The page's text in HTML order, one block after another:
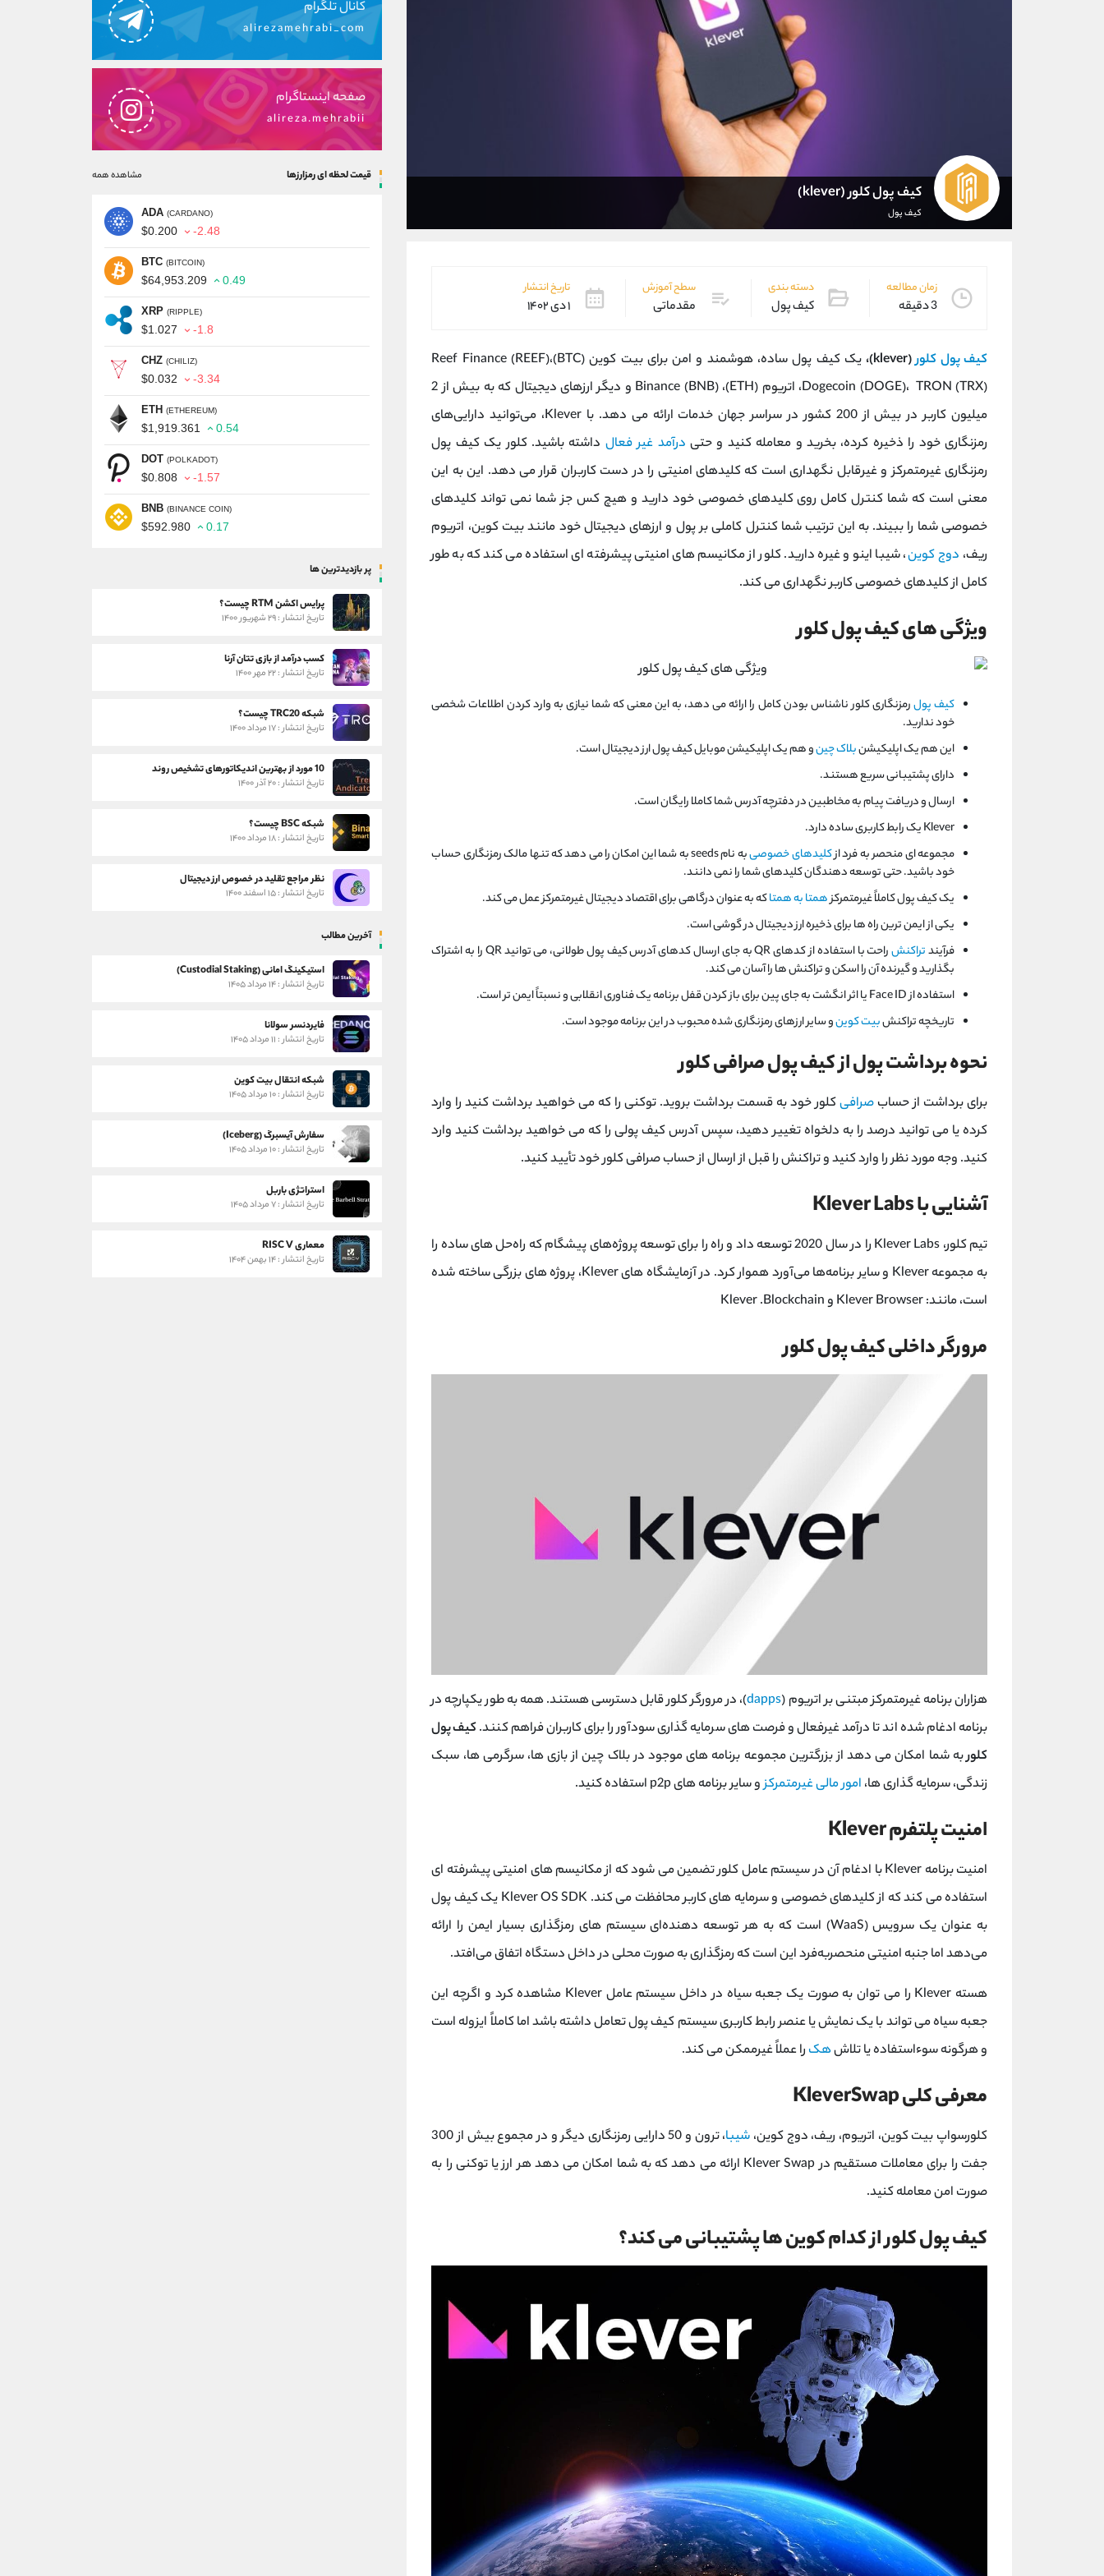
کیف پول کلور (klever)
کیف پول
زمان مطالعه
3 دقیقه
دسته بندی
کیف پول
سطح آموزش
مقدماتی
تاریخ انتشار
۱ دی ۱۴۰۲
کیف پول کلور(klever)،
یک کیف پول ساده، هوشمند و امن برای بیت کوین (BTC)Reef Finance (REEF)،
Dogecoin (DOGE)، TRON (TRX)، اتریوم (ETH)، Binance (BNB) و دیگر ارزهای دیجیتال که به بیش از 2
میلیون کاربر در بیش از 200 کشور در سراسر جهان خدمات ارائه می دهد. با Klever، می‌توانید دارایی‌های
رمزنگاری خود را ذخیره کرده، بخرید و معامله کنید و حتی درآمد غیر فعال داشته باشید. کلور یک کیف پول
رمزنگاری غیرمتمرکز و غیرقابل نگهداری است که کلیدهای امنیتی را در دست کاربران قرار می دهد. این به این
معنی است که شما کنترل کامل روی کلیدهای خصوصی خود دارید و هیچ کس جز شما نمی تواند کلیدهای
خصوصی شما را ببیند. به این ترتیب شما کنترل کاملی بر پول و ارزهای دیجیتال خود مانند بیت کوین، اتریوم
ریف، دوج کوین، شیبا اینو و غیره دارید. کلور از مکانیسم های امنیتی پیشرفته ای استفاده می کند که به طور
کامل از کلیدهای خصوصی کاربر نگهداری می کند.
ویژگی های کیف پول کلور
کیف پولرمزنگاری کلور ناشناس بودن کامل را ارائه می دهد، به این معنی که شما نیازی به وارد کردن اطلاعات شخصی
خود ندارید.
این هم یک اپلیکیشنبلاک چینو هم یک اپلیکیشن موبایل کیف پول ارز دیجیتال است.
دارای پشتیبانی سریع هستند.
ارسال و دریافت پیام به مخاطبین در دفترچه آدرس شما کاملا رایگان است.
Klever یک رابط کاربری ساده دارد.
مجموعه ای منحصر به فرد ازکلیدهای خصوصی
به نام seeds به شما این امکان را می دهد که تنها مالک رمزنگاری حساب
خود باشید. حتی توسعه دهندگان کلیدهای شما را نمی دانند.
یک کیف پول کاملاً غیرمتمرکزهمتا به همتاکه به عنوان درگاهی برای اقتصاد دیجیتال غیرمتمرکز عمل می کند.
یکی از ایمن ترین راه ها برای ذخیره ارز دیجیتال در گوشی است.
فرآیندتراکنش
راحت با استفاده از کدهای QR به جای ارسال کدهای آدرس کیف پول طولانی، می توانید QR را به اشتراک
بگذارید و گیرنده آن را اسکن و تراکنش ها را آسان می کند.
استفاده از Face ID یا اثر انگشت به جای پین برای باز کردن قفل برنامه یک فناوری انقلابی و نسبتاً ایمن تر است.
تاریخچه تراکنشبیت کوینو سایر ارزهای رمزنگاری شده محبوب در این برنامه موجود است.
نحوه برداشت پول از کیف پول صرافی کلور
برای برداشت از حساب صرافیکلور خود به قسمت برداشت بروید. توکنی را که می خواهید برداشت کنید را وارد
کرده یا می توانید درصد را به دلخواه تغییر دهید، سپس آدرس کیف پولی را که می خواهید برداشت کنید وارد
کنید. وجه مورد نظر را وارد کنید و تراکنش را قبل از ارسال از حساب صرافی کلور خود تأیید کنید.
آشنایی با Klever Labs
تیم کلور، Klever Labs را در سال 2020 توسعه داد و راه را برای توسعه پروژه‌های پیشگام که راه‌حل‌ های ساده را
به مجموعه Klever و سایر برنامه‌ها می‌آورد هموار کرد. در آزمایشگاه های Klever، پروژه های بزرگی ساخته شده
است، مانند: Klever Browser و Klever .Blockchain
مرورگر داخلی کیف پول کلور
هزاران برنامه غیرمتمرکز مبتنی بر اتریوم (dapps)، در مرورگر کلور قابل دسترسی هستند. همه به طور یکپارچه در
برنامه ادغام شده اند تا درآمد غیرفعال و فرصت های سرمایه گذاری سودآور را برای کاربران فراهم کنند.کیف پول
کلوربه شما امکان می دهد از بزرگترین مجموعه برنامه های موجود در بلاک چین از بازی ها، سرگرمی ها، سبک
زندگی، سرمایه گذاری ها، امور مالی غیرمتمرکزو سایر برنامه های p2p استفاده کنید.
امنیت پلتفرم Klever
امنیت برنامه Klever با ادغام آن در سیستم عامل کلور تضمین می شود که از مکانیسم های امنیتی پیشرفته ای
استفاده می کند که از کلیدهای خصوصی و سرمایه های کاربر محافظت می کند. Klever OS SDK یک کیف پول
به عنوان یک سرویس (WaaS) است که به هر توسعه‌ دهنده‌ای سیستم‌ های رمزگذاری بسیار ایمن را ارائه
می‌دهد اما جنبه امنیتی منحصربه‌فرد این است که رمزگذاری به صورت محلی در داخل دستگاه اتفاق می‌افتد.
هسته Klever را می توان به صورت یک جعبه سیاه در داخل سیستم عامل Klever مشاهده کرد و اگرچه این
جعبه سیاه می تواند با یک نمایش یا عنصر رابط کاربری سیستم کیف پول تعامل داشته باشد اما کاملاً ایزوله است
و هرگونه سوءاستفاده یا تلاشهک را عملاً غیرممکن می کند.
معرفی کلی KleverSwap
کلورسواپ بیت کوین، اتریوم، ریف، دوج کوین، شیبا
، ترون و 50 دارایی رمزنگاری دیگر و در مجموع بیش از 300
جفت را برای معاملات مستقیم در Klever Swap ارائه می دهد که به شما امکان می دهد هر ارز یا توکنی را به
صورت امن معامله کنید.
کیف پول کلور از کدام کوین ها پشتیبانی می کند؟
کانال تلگرام
alirezamehrabi_com
صفحه اینستاگرام
alireza.mehrabii
قیمت لحظه ای رمزارزها مشاهده همه
ADA (CARDANO)
$0.200 -2.48
BTC (BITCOIN)
$64,953.209 0.49
XRP (RIPPLE)
$1.027 -1.8
CHZ (CHILIZ)
$0.032 -3.34
ETH (ETHEREUM)
$1,919.361 0.54
DOT (POLKADOT)
$0.808 -1.57
BNB (BINANCE COIN)
$592.980 0.17
پر بازدیدترین ها
پرایس اکشن RTM چیست؟
تاریخ انتشار : ۲۹ شهریور ۱۴۰۰
کسب درآمد از بازی تتان آرنا
تاریخ انتشار : ۲۲ مهر ۱۴۰۰
شبکه TRC20 چیست؟
تاریخ انتشار : ۱۷ مرداد ۱۴۰۰
10 مورد از بهترین اندیکاتورهای تشخیص روند
تاریخ انتشار : ۲۰ آذر ۱۴۰۰
شبکه BSC چیست؟
تاریخ انتشار : ۱۸ مرداد ۱۴۰۰
نظر مراجع تقلید در خصوص ارز دیجیتال
تاریخ انتشار : ۱۵ اسفند ۱۴۰۰
آخرین مطالب
استیکینگ امانی (Custodial Staking)
تاریخ انتشار : ۱۴ مرداد ۱۴۰۵
فایردنسر سولانا
تاریخ انتشار : ۱۱ مرداد ۱۴۰۵
شبکه انتقال بیت کوین
تاریخ انتشار : ۱۰ مرداد ۱۴۰۵
سفارش آیسبرگ (Iceberg)
تاریخ انتشار : ۱۰ مرداد ۱۴۰۵
استراتژی باربل
تاریخ انتشار : ۷ مرداد ۱۴۰۵
معماری RISC V
تاریخ انتشار : ۱۴ بهمن ۱۴۰۴